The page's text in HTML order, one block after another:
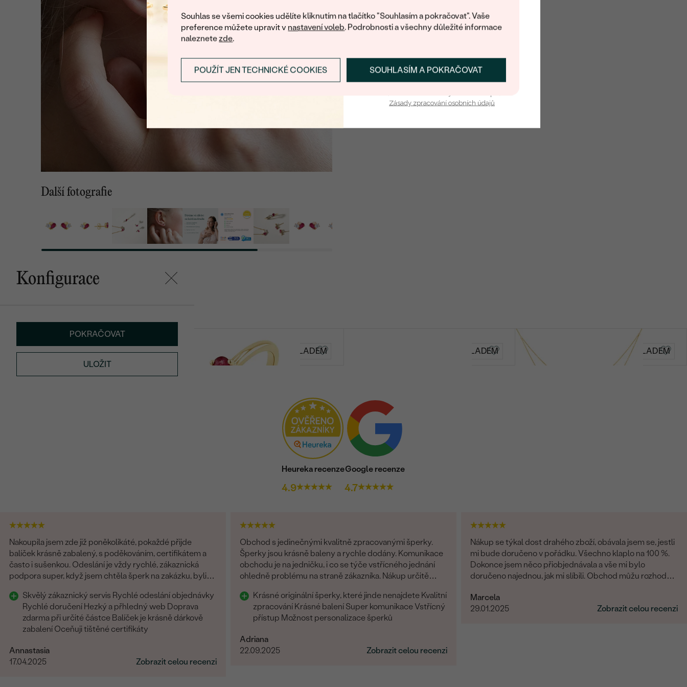
Souhlas se všemi cookies udělíte kliknutím na tlačítko "Souhlasím a pokračovat". Vaše
preference můžete upravit v nastavení voleb. Podrobnosti a všechny důležité informace
naleznetezde.
SOUHLASÍM A POKRAČOVAT
POUŽÍT JEN TECHNICKÉ COOKIES
Další fotografie
Postranní drahokamy
DRUH:
KARÁTOVÁ VÁHA:
ROZMĚRY:
Konfigurace
POKRAČOVAT
ULOŽIT
od 17 990 Kč od 17 290 Kč SKLADEM SKLADEM
Auburn
17 990 Kč SKLADEM
Heureka recenze
4.9
Google recenze
4.7
Nakoupila jsem zde již poněkolikáté, pokaždé přijde
balíček krásně zabalený, s poděkováním, certifikátem a
často i sušenkou. Odeslání je vždy rychlé, zákaznická
podpora super, když jsem chtěla šperk na zakázku, byli
Skvělý zákaznický servis Rychlé odeslání objednávky
Rychlé doručení Hezký a přhledný web Doprava
zdarma při určité částce Balíček je krásně dárkově
zabalení Oceňuji tištěné certifikáty
Annastasia
17.04.2025
Zobrazit celou recenzi
Obchod s jedinečnými kvalitně zpracovanými šperky.
Šperky jsou krásně baleny a rychle dodány. Komunikace
obchodu je na jedničku, i co se týče vstřícného jednání
ohledně problému na straně zákazníka. Nákup určitě
Krásné originální šperky, které jinde nenajdete Kvalitní
zpracování Krásné balení Super komunikace Vstřícný
přístup Možnost personalizace šperků
Adriana
22.09.2025
Zobrazit celou recenzi
Nákup se týkal dost drahého zboží, obávala jsem se, jestli
mi bude doručeno v pořádku. Všechno klaplo na 100 %.
Dokonce jsem něco přiobjednávala a vše mi bylo
doručeno najednou, jak mi slíbili. Obchod můžu rozhodně
Marcela
29.01.2025
Zobrazit celou recenzi
PŘIHLÁSIT SE A ZÍSKAT SLEVU
Zásady zpracování osobních údajů